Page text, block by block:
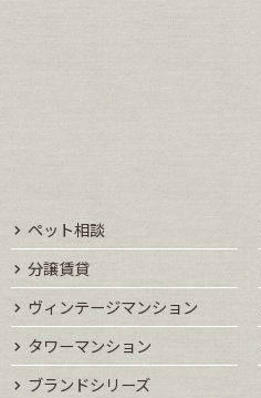
ペット相談
分譲賃貸
ヴィンテージマンション
タワーマンション
ブランドシリーズ